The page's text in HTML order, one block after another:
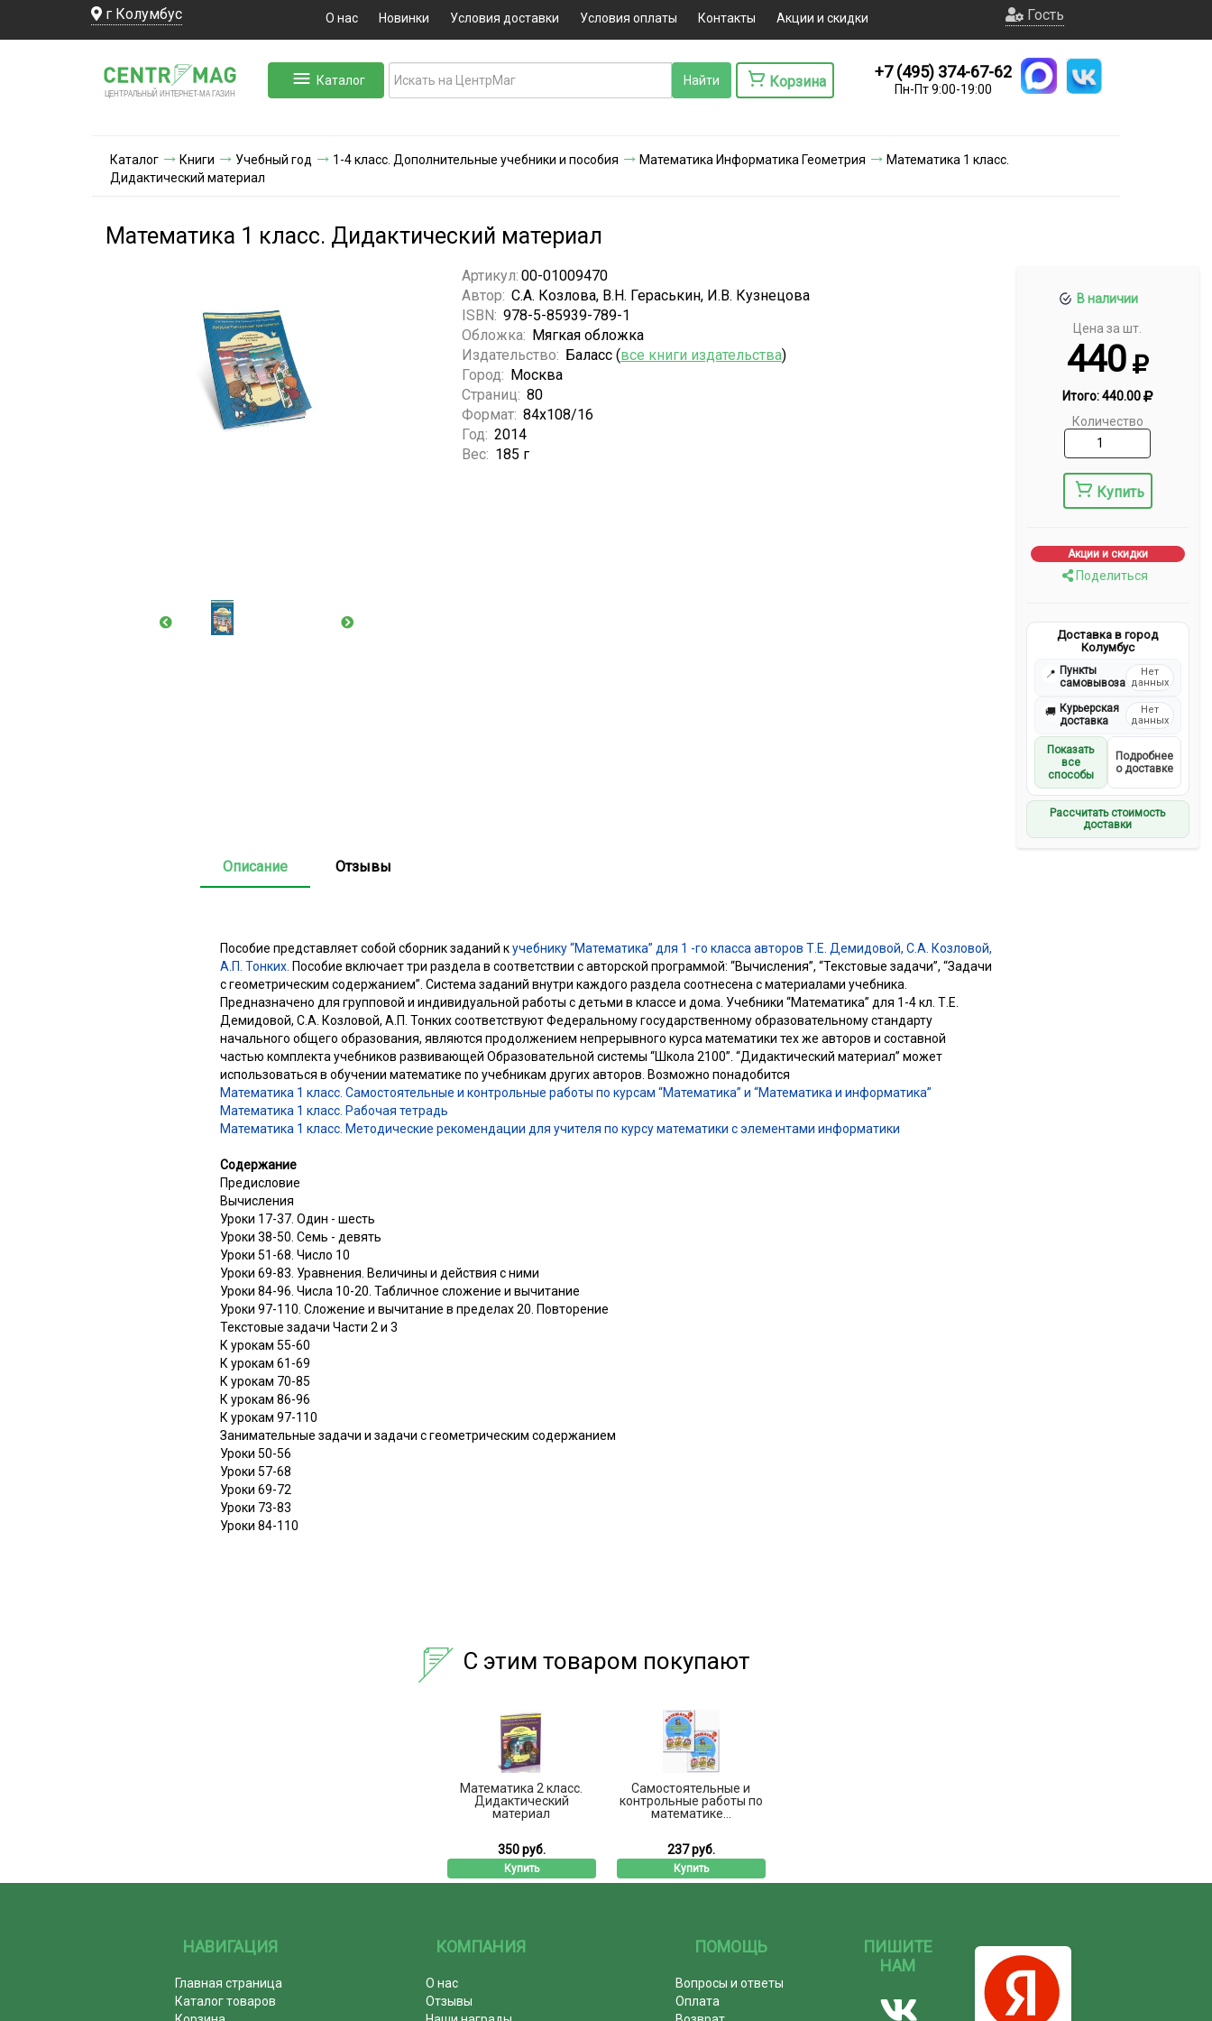
г Колумбус О нас Новинки Условия доставки Условия оплаты Контакты Акции и скидки Гость
ЦЕНТРАЛЬНЫЙ ИНТЕРНЕТ-МА ГАЗИН
Каталог Корзина
+7 (495) 374-67-62
Пн-Пт 9:00-19:00
Каталог Книги Учебный год 1-4 класс. Дополнительные учебники и пособия Математика Информатика Геометрия
Математика 1 класс.
Дидактический материал
Математика 1 класс. Дидактический материал
В наличии
Цена за шт.
440
Итого:440.00
Количество
Купить
Акции и скидки
Поделиться
Доставка в город
Колумбус
📍 Пункты
самовывоза
Нет
данных
🚚 Курьерская
доставка
Нет
данных
Показать
все
способы
Подробнее
о доставке
Рассчитать стоимость
доставки
Артикул: 00-01009470
Автор: С.А. Козлова, В.Н. Гераськин, И.В. Кузнецова
ISBN: 978-5-85939-789-1
Обложка: Мягкая обложка
Издательство: Баласс (все книги издательства)
Город: Москва
Страниц: 80
Формат: 84x108/16
Год: 2014
Вес: 185 г
Описание Отзывы
Пособие представляет собой сборник заданий кучебнику “Математика” для 1 -го класса авторов Т.Е. Демидовой, С.А. Козловой,
А.П. Тонких. Пособие включает три раздела в соответствии с авторской программой: “Вычисления”, “Текстовые задачи”, “Задачи
с геометрическим содержанием”. Система заданий внутри каждого раздела соотнесена с материалами учебника.
Предназначено для групповой и индивидуальной работы с детьми в классе и дома. Учебники “Математика” для 1-4 кл. Т.Е.
Демидовой, С.А. Козловой, А.П. Тонких соответствуют Федеральному государственному образовательному стандарту
начального общего образования, являются продолжением непрерывного курса математики тех же авторов и составной
частью комплекта учебников развивающей Образовательной системы “Школа 2100”. “Дидактический материал” может
использоваться в обучении математике по учебникам других авторов. Возможно понадобится
Математика 1 класс. Самостоятельные и контрольные работы по курсам “Математика” и “Математика и информатика”
Математика 1 класс. Рабочая тетрадь
Математика 1 класс. Методические рекомендации для учителя по курсу математики с элементами информатики
Содержание
Предисловие
Вычисления
Уроки 17-37. Один - шесть
Уроки 38-50. Семь - девять
Уроки 51-68. Число 10
Уроки 69-83. Уравнения. Величины и действия с ними
Уроки 84-96. Числа 10-20. Табличное сложение и вычитание
Уроки 97-110. Сложение и вычитание в пределах 20. Повторение
Текстовые задачи Части 2 и 3
К урокам 55-60
К урокам 61-69
К урокам 70-85
К урокам 86-96
К урокам 97-110
Занимательные задачи и задачи с геометрическим содержанием
Уроки 50-56
Уроки 57-68
Уроки 69-72
Уроки 73-83
Уроки 84-110
С этим товаром покупают
Математика 2 класс.
Дидактический
материал
350 руб.
Купить
Самостоятельные и
контрольные работы по
математике...
237 руб.
Купить
НАВИГАЦИЯ
Главная страница
Каталог товаров
КОМПАНИЯ
О нас
Отзывы
ПОМОЩЬ
Вопросы и ответы
Оплата
ПИШИТЕ
НАМ